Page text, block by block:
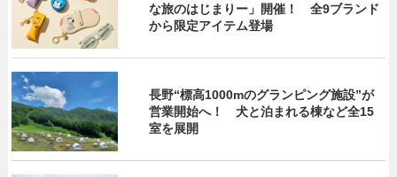
な旅のはじまりー」開催！ 全9ブランド
から限定アイテム登場
長野“標高1000mのグランピング施設”が
営業開始へ！ 犬と泊まれる棟など全15
室を展開